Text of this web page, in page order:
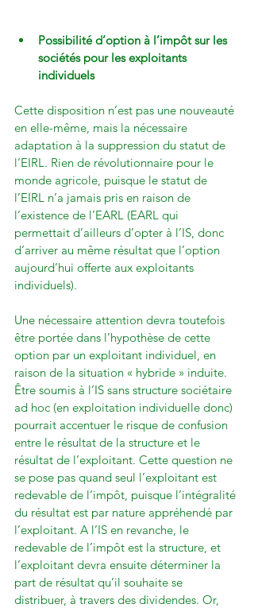
Possibilité d’option à l’impôt sur les
sociétés pour les exploitants
individuels
Cette disposition n’est pas une nouveauté
en elle-même, mais la nécessaire
adaptation à la suppression du statut de
l’EIRL. Rien de révolutionnaire pour le
monde agricole, puisque le statut de
l’EIRL n’a jamais pris en raison de
l’existence de l’EARL (EARL qui
permettait d’ailleurs d’opter à l’IS, donc
d’arriver au même résultat que l’option
aujourd’hui offerte aux exploitants
individuels).
Une nécessaire attention devra toutefois
être portée dans l’hypothèse de cette
option par un exploitant individuel, en
raison de la situation « hybride » induite.
Être soumis à l’IS sans structure sociétaire
ad hoc (en exploitation individuelle donc)
pourrait accentuer le risque de confusion
entre le résultat de la structure et le
résultat de l’exploitant. Cette question ne
se pose pas quand seul l’exploitant est
redevable de l’impôt, puisque l’intégralité
du résultat est par nature appréhendé par
l’exploitant. A l’IS en revanche, le
redevable de l’impôt est la structure, et
l’exploitant devra ensuite déterminer la
part de résultat qu’il souhaite se
distribuer, à travers des dividendes. Or,